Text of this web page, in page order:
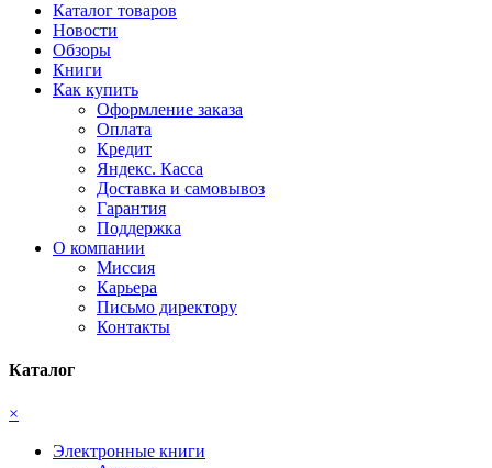
Каталог товаров
Новости
Обзоры
Книги
Как купить
Оформление заказа
Оплата
Кредит
Яндекс. Касса
Доставка и самовывоз
Гарантия
Поддержка
О компании
Миссия
Карьера
Письмо директору
Контакты
Каталог
×
Электронные книги